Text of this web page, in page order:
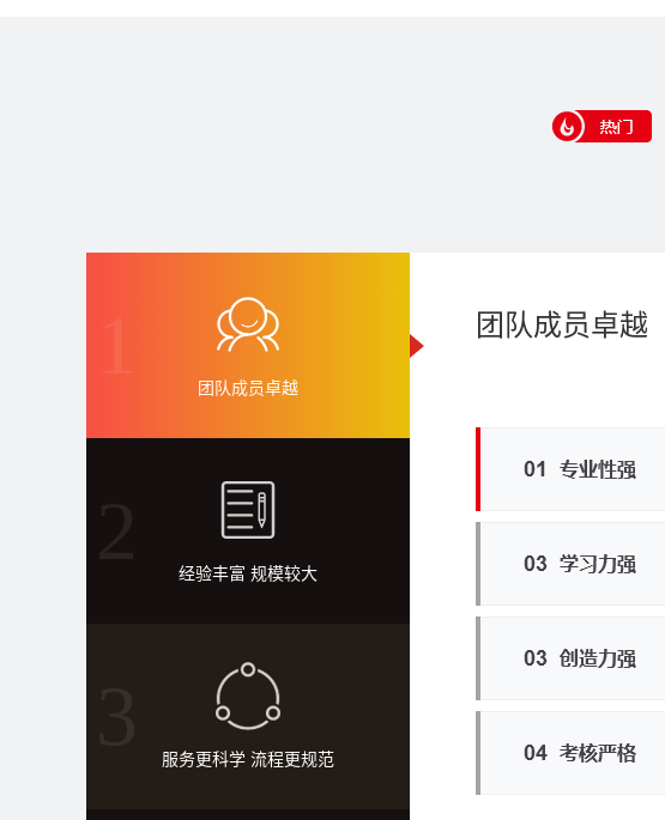
团队成员卓越
经验丰富 规模较大
服务更科学 流程更规范
团队成员卓越